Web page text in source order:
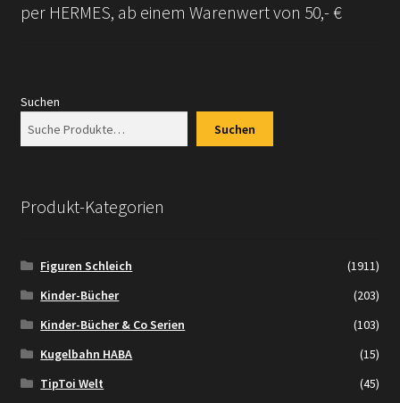
per HERMES, ab einem Warenwert von 50,- €
Suchen
Suchen
Produkt-Kategorien
Figuren Schleich
(1911)
Kinder-Bücher
(203)
Kinder-Bücher & Co Serien
(103)
Kugelbahn HABA
(15)
TipToi Welt
(45)